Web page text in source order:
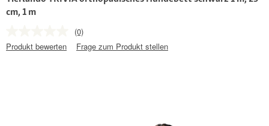
cm, 1 m
(0)
Produkt bewerten
Frage zum Produkt stellen